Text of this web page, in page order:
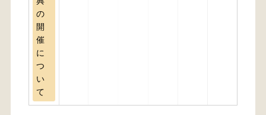
の
開
催
に
つ
い
て